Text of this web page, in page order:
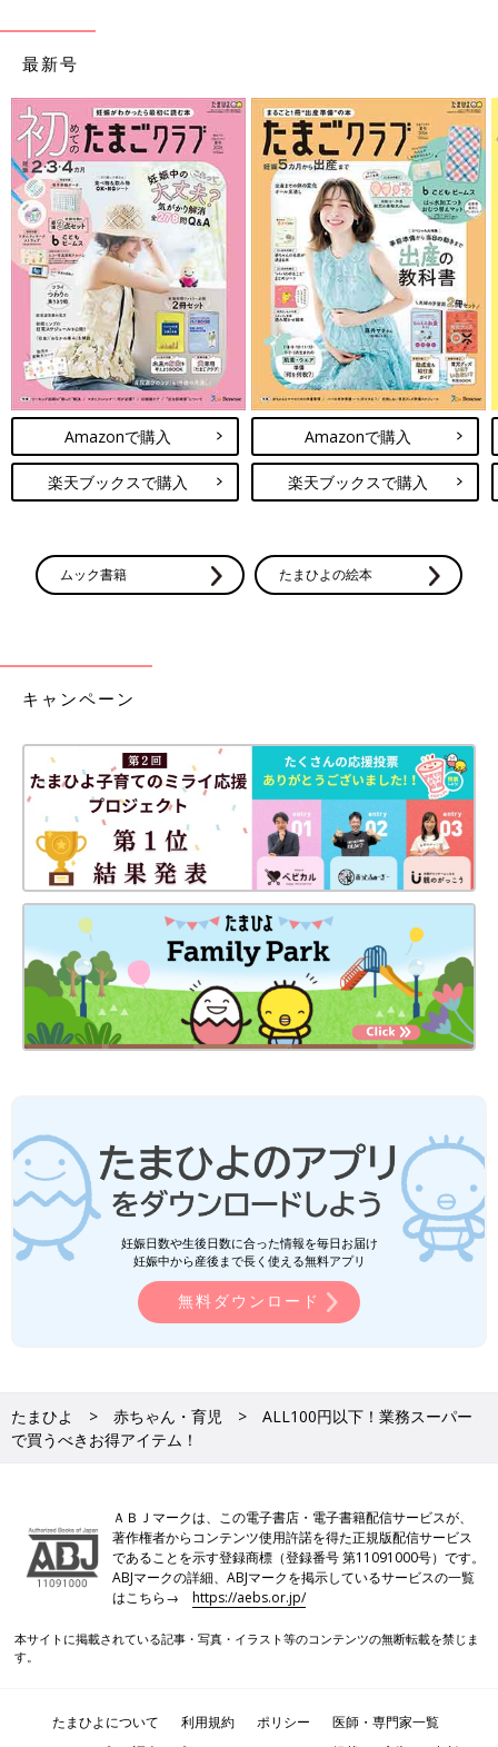
出典：Instagramアカウント「沙紀」
沙紀さんはキッチン用スポンジを購入。なんと5個入りで70円ほ
どと驚きのコスパ！とにかく安いので気兼ねなく交換できるとこ
ろがお気に入りだそうですよ♪
今回は業務スーパーの今買うべき最強お得アイテムをご紹介しま
した。ぜひ参考にしてみてくださいね。
(文：Ayaka)
※記事内容でご紹介している投稿、リンク先は、削除される場合
があります。あらかじめご了承ください。
※記事の内容は記載当時の情報であり、現在と異なる場合があり
最新号
Amazonで購入
楽天ブックスで購入
Amazonで購入
楽天ブックスで購入
ムック書籍 たまひよの絵本
キャンペーン
妊娠日数や生後日数に合った情報を毎日お届け
妊娠中から産後まで長く使える無料アプリ
無料ダウンロード
たまひよ 赤ちゃん・育児
ALL100円以下！業務スーパー
で買うべきお得アイテム！
ＡＢＪマークは、この電子書店・電子書籍配信サービスが、
著作権者からコンテンツ使用許諾を得た正規版配信サービス
であることを示す登録商標（登録番号 第11091000号）です。
ABJマークの詳細、ABJマークを掲示しているサービスの一覧
はこちら→https://aebs.or.jp/
本サイトに掲載されている記事・写真・イラスト等のコンテンツの無断転載を禁じま
す。
たまひよについて 利用規約 ポリシー
医師・専門家一覧